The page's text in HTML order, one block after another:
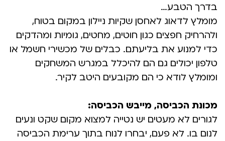
בדרך הטבע…
מומלץ לדאוג לאחסן שקיות ניילון במקום בטוח,
ולהרחיק חפצים כגון חוטים, מחטים, גומיות ומהדקים
כדי למנוע את בליעתם. כבלים של מכשירי חשמל או
טלפון יכולים גם הם להיכלל במגרש המשחקים
ומומלץ לודא כי הם מקובעים היטב לקיר.
מכונת הכביסה, מייבש הכביסה:
לגורים לא מעטים יש נטייה למצוא מקום שקט ונעים
לנום בו. לא פעם, יבחרו לנוח בתוך ערימת הכביסה